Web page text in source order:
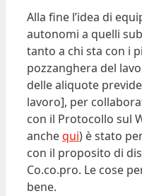
Alla fine l’idea di
autonomi a quelli
tanto a chi sta con i
pozzanghera del
delle aliquote
lavoro], per
con il Protocollo sul
anchequi) è stato
con il proposito di
Co.co.pro. Le cose
bene.